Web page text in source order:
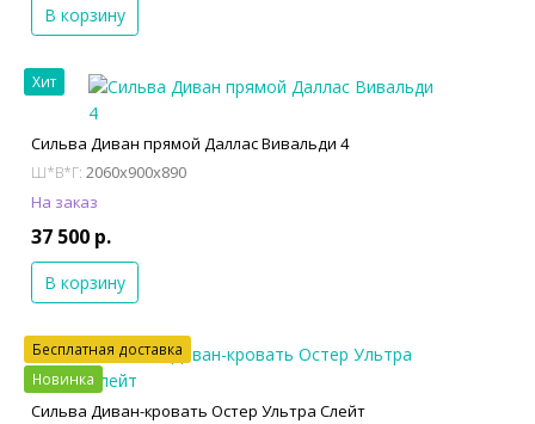
В корзину
Хит
Сильва Диван прямой Даллас Вивальди 4
Ш*В*Г: 2060x900x890
На заказ
37 500 р.
В корзину
Новинка
Бесплатная доставка
Сильва Диван-кровать Остер Ультра Слейт